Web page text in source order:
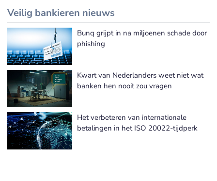
Veilig bankieren nieuws
Bunq grijpt in na miljoenen schade door
phishing
Kwart van Nederlanders weet niet wat
banken hen nooit zou vragen
Het verbeteren van internationale
betalingen in het ISO 20022-tijdperk